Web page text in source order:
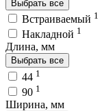
Выбрать все
Встраиваемый 1
Накладной 1
Длина, мм
Выбрать все
44 1
90 1
Ширина, мм